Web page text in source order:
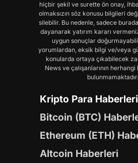
hiçbir şekil ve surette ön onay,
olmaksızın söz konusu bilgileri
silebilir. Bu nedenle, sadece
dayanarak yatırım kararı
uygun sonuçlar
yorumlardan, eksik bilgi ve/veya
konularda ortaya çıkabilecek
News ve çalışanlarının
bulunmamaktadır.
Kripto Para Haberleri
Bitcoin (BTC)
Ethereum (ETH)
Altcoin Haberleri